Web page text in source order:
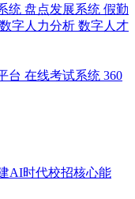
统 盘点发展系统 假勤
数字人力分析 数字人才
台 在线考试系统 360
AI时代校招核心能